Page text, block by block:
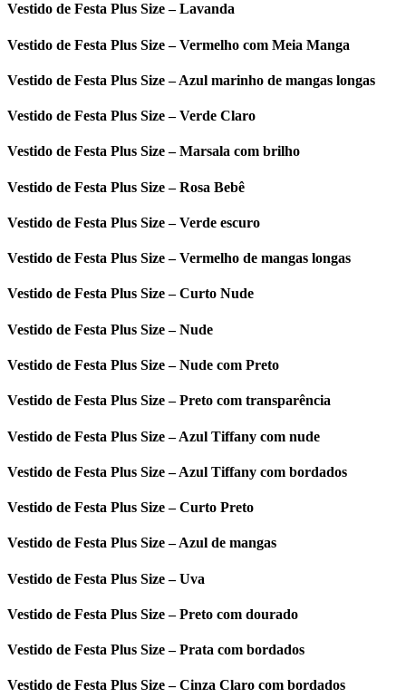
Vestido de Festa Plus Size – Lavanda
Vestido de Festa Plus Size – Vermelho com Meia Manga
Vestido de Festa Plus Size – Azul marinho de mangas longas
Vestido de Festa Plus Size – Verde Claro
Vestido de Festa Plus Size – Marsala com brilho
Vestido de Festa Plus Size – Rosa Bebê
Vestido de Festa Plus Size – Verde escuro
Vestido de Festa Plus Size – Vermelho de mangas longas
Vestido de Festa Plus Size – Curto Nude
Vestido de Festa Plus Size – Nude
Vestido de Festa Plus Size – Nude com Preto
Vestido de Festa Plus Size – Preto com transparência
Vestido de Festa Plus Size – Azul Tiffany com nude
Vestido de Festa Plus Size – Azul Tiffany com bordados
Vestido de Festa Plus Size – Curto Preto
Vestido de Festa Plus Size – Azul de mangas
Vestido de Festa Plus Size – Uva
Vestido de Festa Plus Size – Preto com dourado
Vestido de Festa Plus Size – Prata com bordados
Vestido de Festa Plus Size – Cinza Claro com bordados